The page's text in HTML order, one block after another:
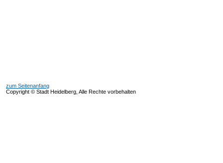
zum Seitenanfang
Copyright © Stadt Heidelberg, Alle Rechte vorbehalten